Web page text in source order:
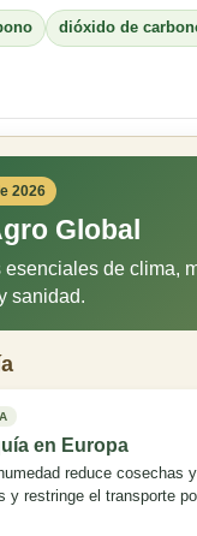
dióxido de
2026
Global
esenciales de clima,
sanidad.
en Europa
reduce cosechas
y restringe el transporte